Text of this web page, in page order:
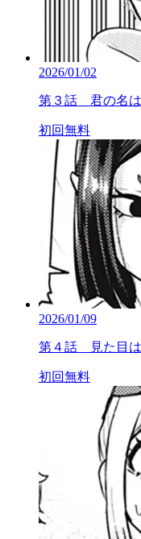
2026/01/02
第３話 君の名は
初回無料
2026/01/09
第４話 見た目
初回無料